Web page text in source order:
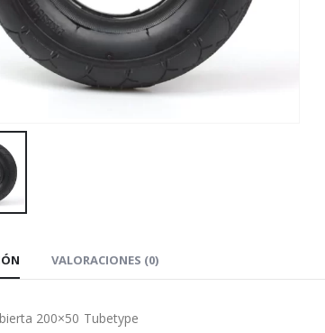
VALORACIONES (0)
200×50 Tubetype